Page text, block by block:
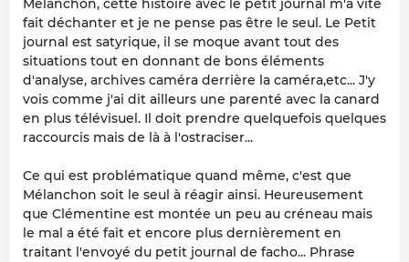
Mélanchon, cette histoire avec le petit journal m'a vite
fait déchanter et je ne pense pas être le seul. Le Petit
journal est satyrique, il se moque avant tout des
situations tout en donnant de bons éléments
d'analyse, archives caméra derrière la caméra,etc... J'y
vois comme j'ai dit ailleurs une parenté avec la canard
en plus télévisuel. Il doit prendre quelquefois quelques
raccourcis mais de là à l'ostraciser...
Ce qui est problématique quand même, c'est que
Mélanchon soit le seul à réagir ainsi. Heureusement
que Clémentine est montée un peu au créneau mais
le mal a été fait et encore plus dernièrement en
traitant l'envoyé du petit journal de facho... Phrase